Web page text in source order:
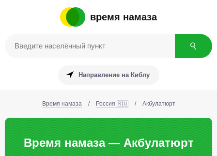
время намаза
Направление на Киблу
Время намаза / Россия 🇷🇺 / Акбулатюрт
Время намаза — Акбулатюрт